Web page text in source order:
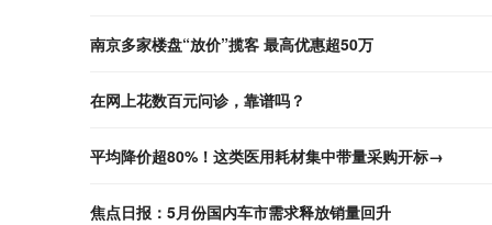
南京多家楼盘“放价”揽客 最高优惠超50万
在网上花数百元问诊，靠谱吗？
平均降价超80%！这类医用耗材集中带量采购开标→
焦点日报：5月份国内车市需求释放销量回升